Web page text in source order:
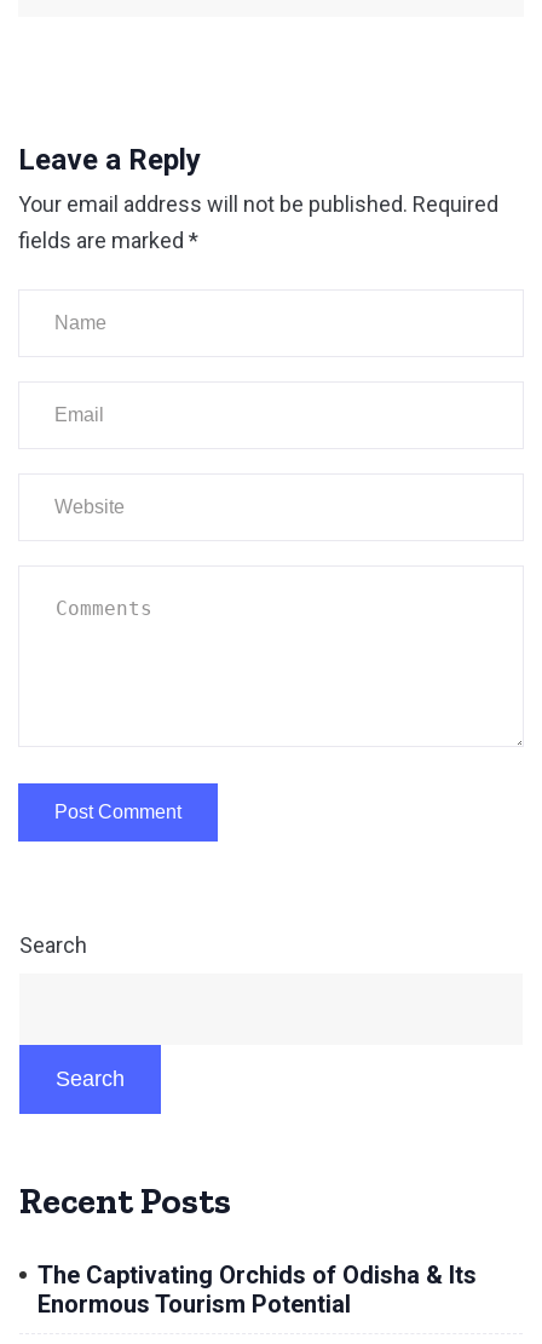
Leave a Reply
Your email address will not be published. Required
fields are marked *
Search
Search
Recent Posts
The Captivating Orchids of Odisha & Its
Enormous Tourism Potential